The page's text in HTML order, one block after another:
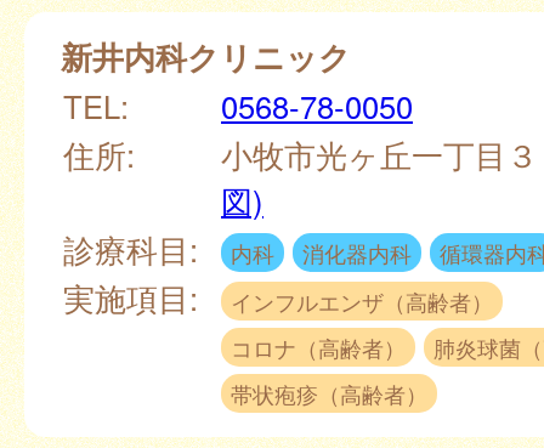
新井内科クリニック
TEL:
0568-78-0050
住所:
小牧市光ヶ丘一丁目
図)
診療科目:
内科 消化器内科 循環器内
実施項目:
インフルエンザ（高齢者）
コロナ（高齢者）
肺炎球菌
帯状疱疹（高齢者）